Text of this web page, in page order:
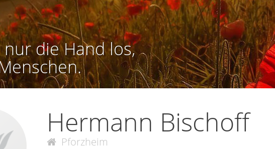
die Hand los,
Hermann Bischoff
Pforzheim